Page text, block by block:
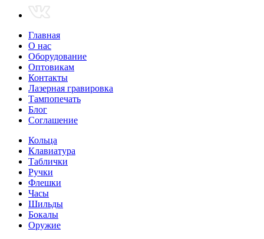
Главная
О нас
Оборудование
Оптовикам
Контакты
Лазерная гравировка
Тампопечать
Блог
Соглашение
Кольца
Клавиатура
Таблички
Ручки
Флешки
Часы
Шильды
Бокалы
Оружие